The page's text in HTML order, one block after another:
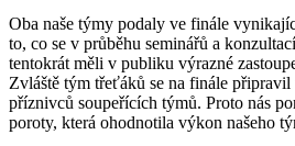
Oba naše týmy podaly ve finále
to, co se v průběhu seminářů a
tentokrát měli v publiku výrazné
Zvláště tým třeťáků se na finále
příznivců soupeřících týmů. Proto nás
poroty, která ohodnotila výkon našeho